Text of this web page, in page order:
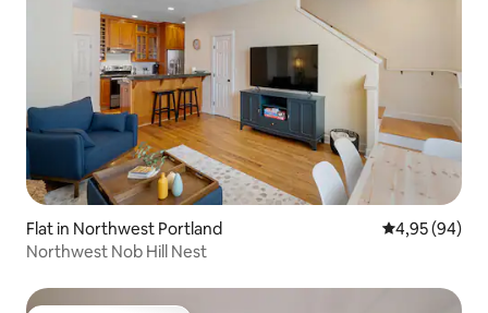
Flat in Northwest Portland Gemiddelde
4,95 (94)
Northwest Nob Hill Nest